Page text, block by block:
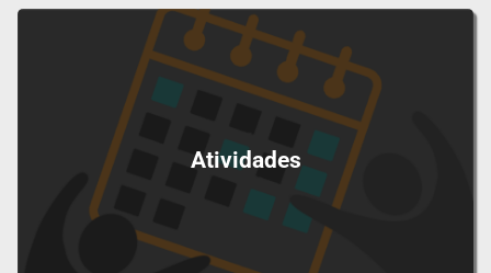
Atividades